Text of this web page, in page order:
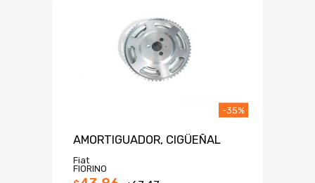
AMORTIGUADOR, CIGÜEÑAL
Fiat
FIORINO
-35%